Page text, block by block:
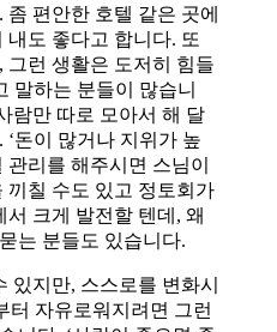
편안한 호텔 같은 곳에
도 좋다고 합니다. 또
그런 생활은 도저히 힘들
말하는 분들이 많습니
람만 따로 모아서 해 달
돈이 많거나 지위가 높
리를 해주시면 스님이
끼칠 수도 있고 정토회가
크게 발전할 텐데, 왜
는 분들도 있습니다.
있지만, 스스로를 변화시
터 자유로워지려면 그런